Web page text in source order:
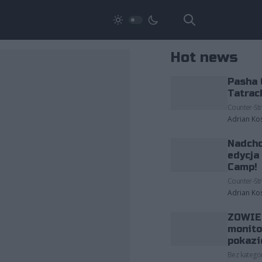
Hot news
Pasha
Counter-
Adrian
edycja
Camp!
Counter-
Adrian
Bez